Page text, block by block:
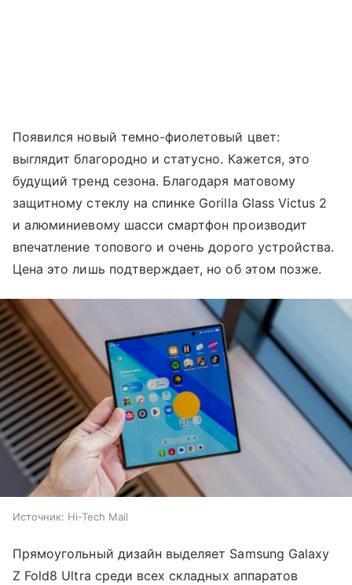
Появился новый темно-фиолетовый цвет:
выглядит благородно и статусно. Кажется, это
будущий тренд сезона. Благодаря матовому
защитному стеклу на спинке Gorilla Glass Victus 2
и алюминиевому шасси смартфон производит
впечатление топового и очень дорого устройства.
Цена это лишь подтверждает, но об этом позже.
Источник: Hi-Tech Mail
Прямоугольный дизайн выделяет Samsung Galaxy
Z Fold8 Ultra среди всех складных аппаратов